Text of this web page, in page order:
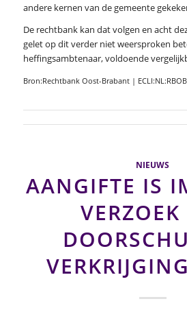
andere kernen van de gemeente
De rechtbank kan dat volgen en acht
gelet op dit verder niet weersproken
heffingsambtenaar, voldoende
Bron:Rechtbank Oost-Brabant |
NIEUWS
AANGIFTE IS